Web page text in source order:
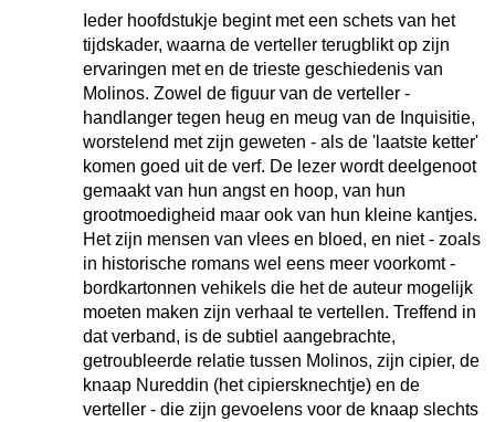
Ieder hoofdstukje begint met een schets van het
tijdskader, waarna de verteller terugblikt op zijn
ervaringen met en de trieste geschiedenis van
Molinos. Zowel de figuur van de verteller -
handlanger tegen heug en meug van de Inquisitie,
worstelend met zijn geweten - als de 'laatste ketter'
komen goed uit de verf. De lezer wordt deelgenoot
gemaakt van hun angst en hoop, van hun
grootmoedigheid maar ook van hun kleine kantjes.
Het zijn mensen van vlees en bloed, en niet - zoals
in historische romans wel eens meer voorkomt -
bordkartonnen vehikels die het de auteur mogelijk
moeten maken zijn verhaal te vertellen. Treffend in
dat verband, is de subtiel aangebrachte,
getroubleerde relatie tussen Molinos, zijn cipier, de
knaap Nureddin (het cipiersknechtje) en de
verteller - die zijn gevoelens voor de knaap slechts